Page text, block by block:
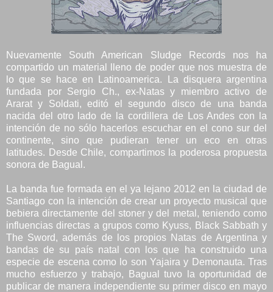
Nuevamente South American Sludge Records nos ha
compartido un material lleno de poder que nos muestra de
lo que se hace en Latinoamerica. La disquera argentina
fundada por Sergio Ch., ex-Natas y miembro activo de
Ararat y Soldati, editó el segundo disco de una banda
nacida del otro lado de la cordillera de Los Andes con la
intención de no sólo hacerlos escuchar en el cono sur del
continente, sino que pudieran tener un eco en otras
latitudes. Desde Chile, compartimos la poderosa propuesta
sonora de Bagual.
La banda fue formada en el ya lejano 2012 en la ciudad de
Santiago con la intención de crear un proyecto musical que
bebiera directamente del stoner y del metal, teniendo como
influencias directas a grupos como Kyuss, Black Sabbath y
The Sword, además de los propios Natas de Argentina y
bandas de su país natal con los que ha construido una
especie de escena como lo son Yajaira y Demonauta. Tras
mucho esfuerzo y trabajo, Bagual tuvo la oportunidad de
publicar de manera independiente su primer disco en mayo